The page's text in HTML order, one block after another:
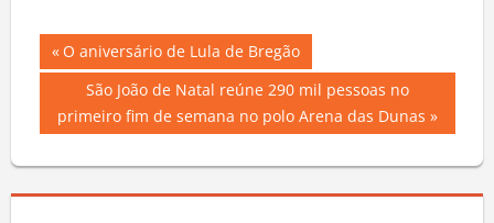
Navegação
de
Post
Previous
Post:
O aniversário de Lula de Bregão
Next
Post:
São João de Natal reúne 290 mil pessoas no
primeiro fim de semana no polo Arena das Dunas